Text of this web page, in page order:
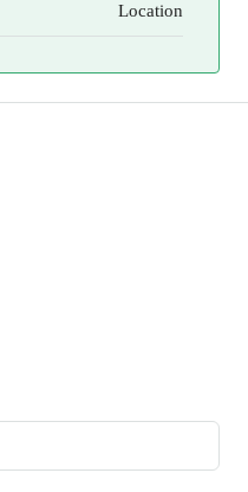
Location